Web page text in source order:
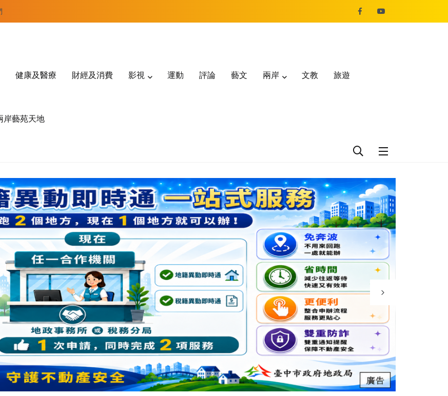
健康及醫療 財經及消費 影視 運動 評論 藝文 兩岸 文教 旅遊
岸藝苑天地